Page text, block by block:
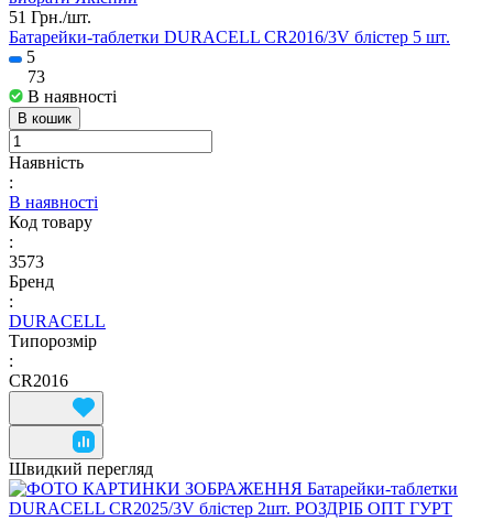
51 Грн./шт.
Батарейки-таблетки DURACELL CR2016/3V блістер 5 шт.
5
73
В наявності
В кошик
Наявність
:
В наявності
Код товару
:
3573
Бренд
:
DURACELL
Типорозмір
:
CR2016
Швидкий перегляд